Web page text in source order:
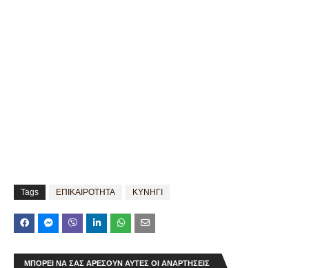
Tags ΕΠΙΚΑΙΡΟΤΗΤΑ ΚΥΝΗΓΙ
ΜΠΟΡΕΊ ΝΑ ΣΑΣ ΑΡΈΣΟΥΝ ΑΥΤΈΣ ΟΙ ΑΝΑΡΤΉΣΕΙΣ